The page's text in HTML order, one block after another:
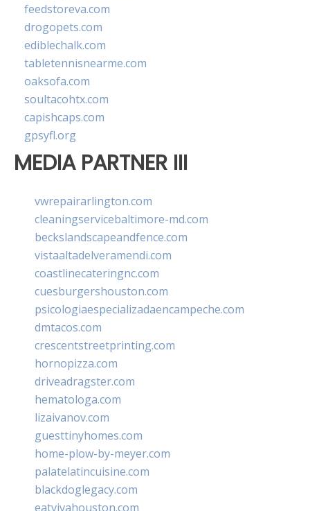
feedstoreva.com
drogopets.com
ediblechalk.com
tabletennisnearme.com
oaksofa.com
soultacohtx.com
capishcaps.com
gpsyfl.org
MEDIA PARTNER III
vwrepairarlington.com
cleaningservicebaltimore-md.com
beckslandscapeandfence.com
vistaaltadelveramendi.com
coastlinecateringnc.com
cuesburgershouston.com
psicologiaespecializadaencampeche.com
dmtacos.com
crescentstreetprinting.com
hornopizza.com
driveadragster.com
hematologa.com
lizaivanov.com
guesttinyhomes.com
home-plow-by-meyer.com
palatelatincuisine.com
blackdoglegacy.com
eatvivahouston.com